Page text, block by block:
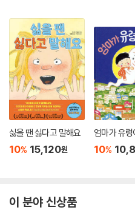
요. 이 책을 계기로 부모님과 저의 말
싸움이 끊이지 않는 사이였는데, 정
만났다면 정말 좋았을 텐데요. 저와
라 연령에 상관없이 추천합니다.
싫을 땐 싫다고 말해요
10% 15,120원
엄마가 유
10%
이 분야 신상품